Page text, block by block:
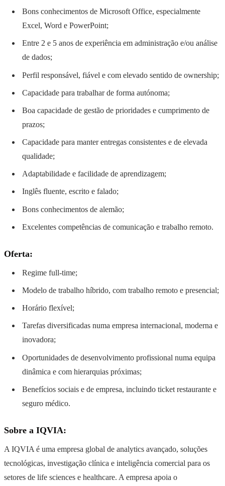
Bons conhecimentos de Microsoft Office, especialmente
Excel, Word e PowerPoint;
Entre 2 e 5 anos de experiência em administração e/ou análise
de dados;
Perfil responsável, fiável e com elevado sentido de ownership;
Capacidade para trabalhar de forma autónoma;
Boa capacidade de gestão de prioridades e cumprimento de
prazos;
Capacidade para manter entregas consistentes e de elevada
qualidade;
Adaptabilidade e facilidade de aprendizagem;
Inglês fluente, escrito e falado;
Bons conhecimentos de alemão;
Excelentes competências de comunicação e trabalho remoto.
Oferta:
Regime full-time;
Modelo de trabalho híbrido, com trabalho remoto e presencial;
Horário flexível;
Tarefas diversificadas numa empresa internacional, moderna e
inovadora;
Oportunidades de desenvolvimento profissional numa equipa
dinâmica e com hierarquias próximas;
Benefícios sociais e de empresa, incluindo ticket restaurante e
seguro médico.
Sobre a IQVIA:
A IQVIA é uma empresa global de analytics avançado, soluções
tecnológicas, investigação clínica e inteligência comercial para os
setores de life sciences e healthcare. A empresa apoia o